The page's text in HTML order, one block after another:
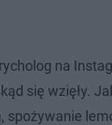
na
się wzięły.